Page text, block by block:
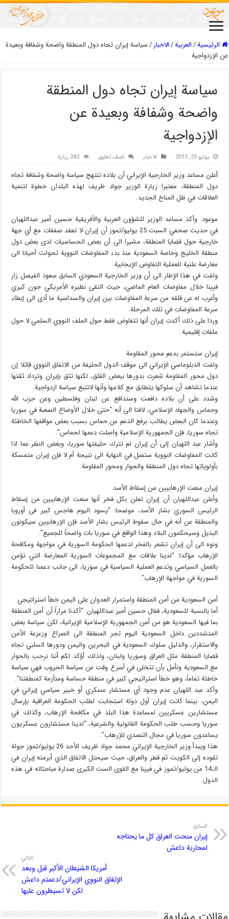
الرئيسية/العربیة/الاخبار/سياسة إيران تجاه دول المنطقة واضحة وشفافة وبعيدة
عن الإزدواجية
سياسة إيران تجاه دول المنطقة
واضحة وشفافة وبعيدة عن
الإزدواجية
يوليو 25, 2015 الاخبار اضف تعليق 242 زيارة
أعلن مساعد وزير الخارجیة الإيراني أن بلاده تنتهج سیاسة واضحة وشفافة تجاه
دول المنطقة، معتبرا زیارة الوزير جواد ظریف لهذه البلدان خطوة لتنمیة
العلاقات في ظل المناخ الجدید.
موعود: وأكد مساعد الوزير للشؤون العربية والأفريقية حسین أمیر عبداللهیان
في حديث صحفي السبت 25 يوليو/تموز أن إيران لا تعقد صفقات مع أي جهة
خارجیة حول قضایا المنطقة، مشيرا الى أن بعض الحساسیات لدی بعض دول
منطقة الخلیج وخاصة السعودیة منذ بدء المفاوضات النوویة تحولت أحيانا الی
معارضة علنیة للعملیة التفاوض الإیجابیة.
ولفت في هذا الإطار الى أن وزیر الخارجیة السعودي السابق سعود الفیصل زار
فیینا خلال مفاوضات العام الماضي، حيث التقی نظيره الأمريكي جون کيري
وأعرب له عن قلقه من سرعة المفاوضات بین إیران والسداسیة ما أدى الی إبطاء
سرعة المفاوضات في تلك المرحلة.
وردا على ذلك أكدت إيران أنها تتفاوض فقط حول الملف النووي السلمي لا حول
ملفات إقلیمية.
إيران ستستمر بدعم محور المقاومة
ولفت الدبلوماسي الإيراني الى موقف الدول الحليفة من الاتفاق النووي قائلا إن
دول محور المقاومة شعرت بدورها ببعض القلق، لكنها تثق بإيران وتزداد ثقتها
عندما تشاهد أن سلوكها یتطابق مع کلامها وأنها لاتتبع سیاسة ازدواجیة.
وشدد على أن بلاده دافعت وستدافع عن لبنان وفلسطین وعن حزب الله
وحماس والجهاد الإسلامي، لافتا الى أنه “حتی خلال الأوضاع الصعبة في سوریا
وعندما کان البعض یطالب برفع الدعم عن حماس بسبب بعض مواقفها الخاطئة
تجاه سوریا، فإن الجمهوریة الإسلامیة واصلت دعمها لحماس”.
وأشار عبد اللهيان إلى أن إيران لم تترك حلیفتها سوریا، وبغض النظر عما اذا
کانت المفاوضات النووية ستصل في النهاية الی نتیجة أم لا فإن إیران متمسكة
بأولویاتها تجاه دول المنطقة والجوار ومحور المقاومة.
إيران منعت الإرهابیین من إسقاط الأسد
وأعلن عبداللهيان أن إيران تعلن بکل فخر أنها منعت الإرهابیین من إسقاط
الرئیس السوري بشار الأسد، موضحا: “یسود الیوم هاجس کبیر فی أوروبا
والمنطقة عن أنه في حال سقوط الرئیس بشار الأسد فإن الإرهابیین سیکونون
البدیل وسیحكمون البلاد وهذا الواقع في سوریا بات واضحاً للجمیع”.
ونوه الى أن إیران تشعر بالفخر لدعمها الحکومة السوریة في مواجهة ومکافحة
الإرهاب مؤكدا: “لدینا علاقات مع المجموعات السوریة المعارضة التي تؤمن
بالعمل السیاسي وتدعم العملیة السیاسیة في سوریا، الی جانب دعمنا للحکومة
السوریة في مواجهة الإرهاب”.
أمن السعودية من أمن المنطقة واستمرار العدوان على اليمن خطأ استراتيجي
أما بالنسبة للسعودية، فقال حسین أمیر عبداللهیان: “أکدنا مراراً أن أمن المنطقة
بما فیها السعودیة هو من أمن الجمهوریة الإسلامیة الإیرانیة، لكن سیاسة بعض
المتشددین داخل السعودیة الیوم تجر المنطقة الی الصراع وزعزعة الأمن
والاستقرار، والدلیل سلوك السعودیة في البحرین والیمن ودورها السلبي تجاه
قضایا المنطقة مثل العراق وسوریا ولبنان، ولذلك أؤکد لكم أننا نرحب بالحوار
مع السعودیة ونأمل بأن تتخلی في أسرع وقت عن سیاسة الحروب فهي سیاسة
خاطئة تماماً، وهو خطأ استراتیجي کبیر في منطقة حساسة ومتأزمة کمنطقتنا”.
وأكد عبد اللهيان عدم وجود أي مستشار عسکري أو خبیر سیاسي إیراني في
الیمن، بينما كانت إیران أول دولة استجابت لطلب الحكومة العراقیة بإرسال
مستشارین عسکریین لمساعدة هذا البلد في مكافحة الإرهاب، وکذلك في
سوریا وحسب طلب الحكومة القانونیة والشرعیة، “لدینا مستشارون عسکریون
یساعدون سوریا في مجال التصدي للإرهاب”.
هذا ويبدأ وزير الخارجية الإيراني محمد جواد ظريف الأحد 26 يوليو/تموز جولة
تقوده إلى الكويت ثم قطر والعراق، حيث سيحتل الاتفاق الذي أبرمته إيران في
الـ14 من يوليو/تموز في فيينا مع القوى الست الكبرى صدارة مباحثاته في هذه
الدول.
السابق
إيران منحت العراق كل ما يحتاجه
لمحاربة داعش
التالي
أمريكا الشيطان الأكبر قبل وبعد
الإتفاق النووي الإيراني/دعمتم داعش
لكن لا تسيطرون عليها